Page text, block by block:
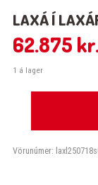
LAXÁ Í
62.875
1 á lager
Vörunúmer: